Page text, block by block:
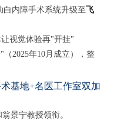
白内障手术系统升级至 飞
视觉体验再"开挂"
2025年10月成立），整
基地+名医工作室双加
景宁教授领衔。